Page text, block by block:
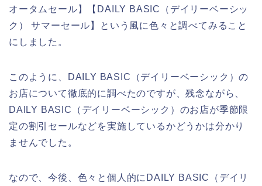
オータムセール】【DAILY BASIC（デイリーベーシッ
ク） サマーセール】という風に色々と調べてみること
にしました。
このように、DAILY BASIC（デイリーベーシック）の
お店について徹底的に調べたのですが、残念ながら、
DAILY BASIC（デイリーベーシック）のお店が季節限
定の割引セールなどを実施しているかどうかは分かり
ませんでした。
なので、今後、色々と個人的にDAILY BASIC（デイリ